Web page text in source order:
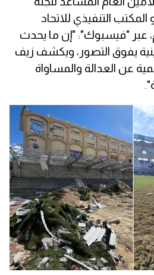
التنفيذي للاتحاد
عبر "فيسبوك": "إن ما يحدث
يفوق التصور، ويكشف زيف
عن العدالة والمساواة